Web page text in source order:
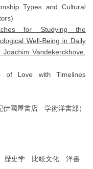
Types and Cultural
for Studying the
Well-Being in Daily
Vandekerckhove,
of Love with Timelines
伊國屋書店 学術洋書部）
歴史学 比較文化
洋書